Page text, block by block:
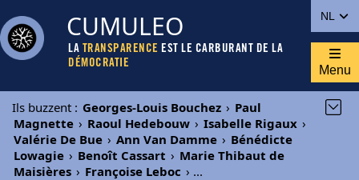
NL
CUMULEO
LA TRANSPARENCE EST LE CARBURANT DE LA
DÉMOCRATIE
Menu
Ils buzzent : Georges-Louis Bouchez › Paul
Magnette › Raoul Hedebouw › Isabelle Rigaux ›
Valérie De Bue › Ann Van Damme › Bénédicte
Lowagie › Benoît Cassart › Marie Thibaut de
Maisières › Françoise Leboc › ...